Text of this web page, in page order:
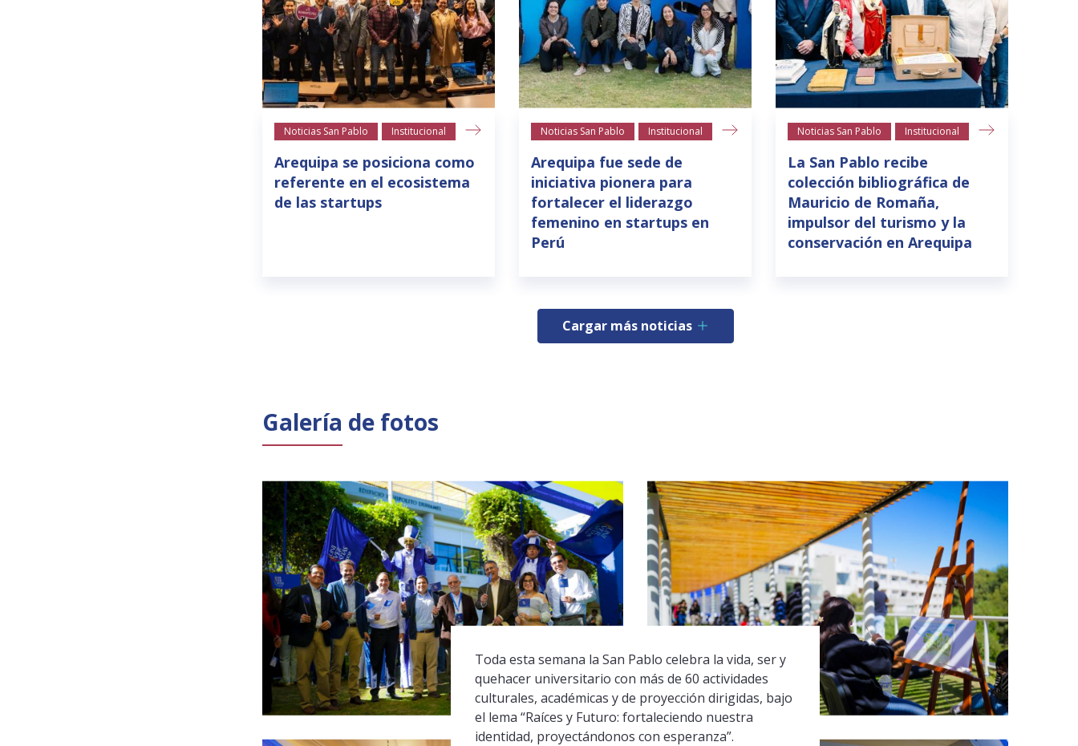
Noticias San Pablo Institucional
Arequipa se posiciona como
referente en el ecosistema
de las startups
Noticias San Pablo Institucional
Arequipa fue sede de
iniciativa pionera para
fortalecer el liderazgo
femenino en startups en
Perú
Noticias San Pablo Institucional
La San Pablo recibe
colección bibliográfica de
Mauricio de Romaña,
impulsor del turismo y la
conservación en Arequipa
Cargar más noticias
Galería de fotos
Toda esta semana la San Pablo celebra la vida, ser y
quehacer universitario con más de 60 actividades
culturales, académicas y de proyección dirigidas, bajo
el lema “Raíces y Futuro: fortaleciendo nuestra
identidad, proyectándonos con esperanza”.